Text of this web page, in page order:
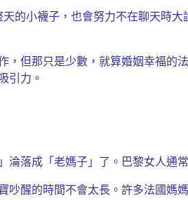
小襪子，也會努力不在聊天時大
但那只是少數，就算婚姻幸福的
引力。
落成「老媽子」了。巴黎女人通
醒的時間不會太長。許多法國媽